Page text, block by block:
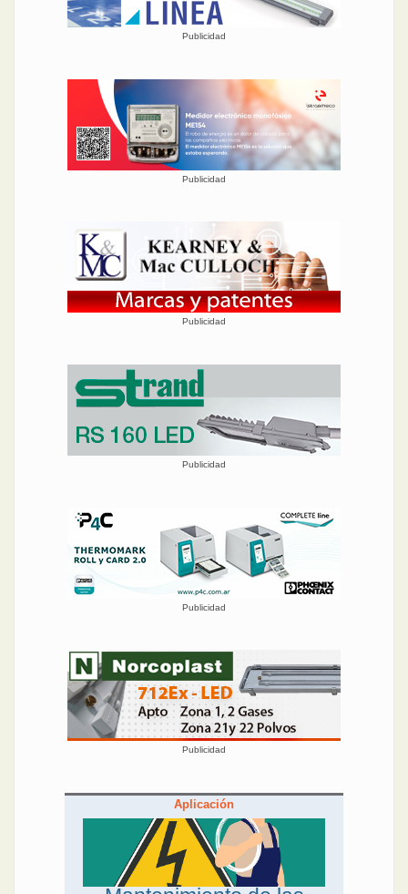
Publicidad
Publicidad
Publicidad
Publicidad
Publicidad
Publicidad
Aplicación